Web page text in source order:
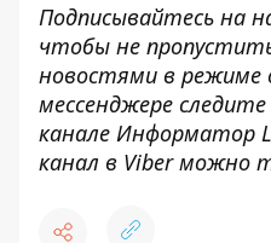
Подписывайтесь на
чтобы не
новостями в режиме
мессенджере
канале Информатор
канал в Viber можно